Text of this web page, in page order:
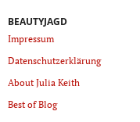
BEAUTYJAGD
Impressum
Datenschutzerklärung
About Julia Keith
Best of Blog